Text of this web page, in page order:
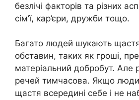
безлічі факторів та різних
сім’ї, кар’єри, дружби тощо.
Багато людей шукають щастя
обставин, таких як гроші,
матеріальний добробут. Але
речей тимчасова. Якщо
щастя всередині себе і не